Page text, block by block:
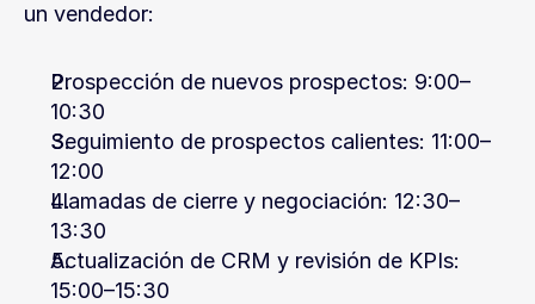
un vendedor:
Prospección de nuevos prospectos: 9:00–
10:30
Seguimiento de prospectos calientes: 11:00–
12:00
Llamadas de cierre y negociación: 12:30–
13:30
Actualización de CRM y revisión de KPIs:
15:00–15:30